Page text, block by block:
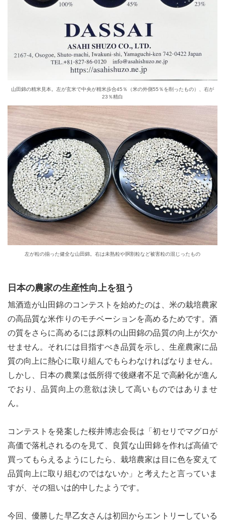
山田錦の精米見本。左が玄米で中央が精米歩合45％（米の外側55％を削ったもの）、右が
23％精白
左が粒の揃った健全な山田錦。右は未熟粒や胴割粒など被害粒の混じったもの
日本の農家の生産性向上を狙う
旭酒造が山田錦のコンテストを始めたのは、米の栽培農家
の高品質な米作りのモチベーションを高めるためです。酒
の質をさらに高めるには原料の山田錦の品質の向上が欠か
せません。それには目指すべき品質を示し、生産農家に品
質の向上に熱心に取り組んでもらわなければなりません。
しかし、日本の農業は低所得で後継者不足で高齢化が進ん
でおり、品質向上の意欲は決して高いものではありませ
ん。
コンテストを発案した桜井博志会長は「初セリでマグロが
高価で落札されるのを見て、良質な山田錦を作れば高値で
買ってもらえるようにしたら、栽培農家は目に色を変えて
品質向上に取り組むのではないか」と考えたと言っていま
すが、その狙いは的中したようです。
今回、優勝した早乙女さんは初回からエントリーしている